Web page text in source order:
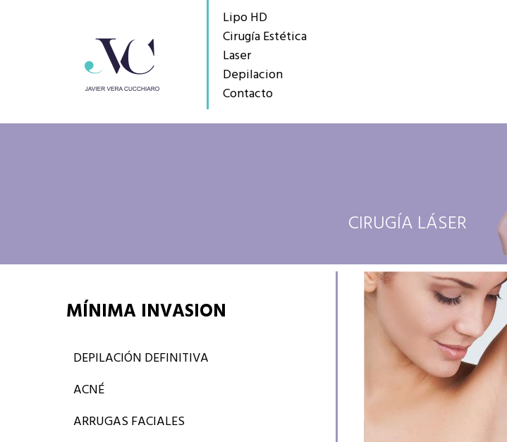
Lipo HD
Cirugía Estética
Laser
Depilacion
Contacto
CIRUGÍA LÁSER
MÍNIMA INVASION
DEPILACIÓN DEFINITIVA
ACNÉ
ARRUGAS FACIALES